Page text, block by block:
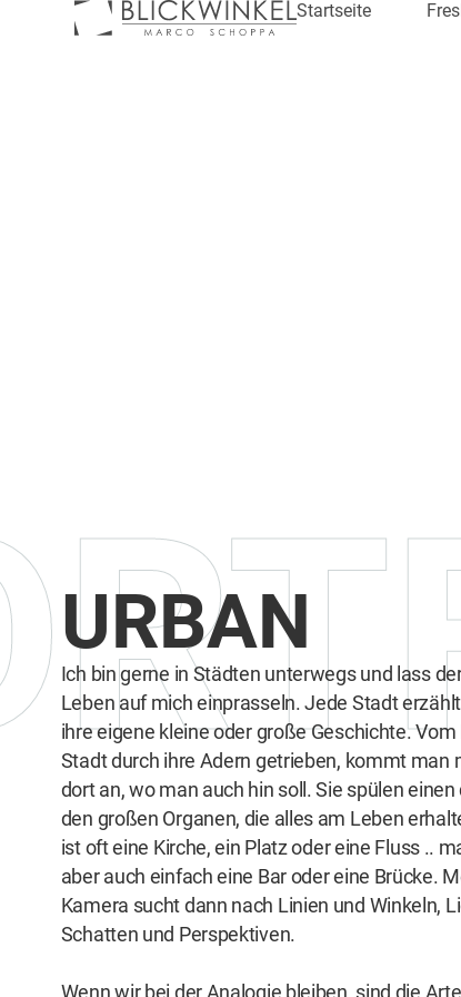
Startseite
URBAN
Ich bin gerne in Städten unterwegs und lass
Leben auf mich einprasseln. Jede Stadt
ihre eigene kleine oder große Geschichte. Vom
Stadt durch ihre Adern getrieben, kommt man
dort an, wo man auch hin soll. Sie spülen einen
den großen Organen, die alles am Leben
ist oft eine Kirche, ein Platz oder eine Fluss ..
aber auch einfach eine Bar oder eine Brücke.
Kamera sucht dann nach Linien und Winkeln,
Schatten und Perspektiven.